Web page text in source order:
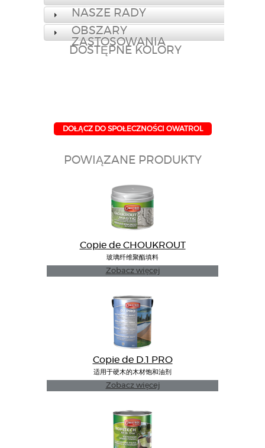
NASZE RADY
OBSZARY
ZASTOSOWANIA
DOSTĘPNE KOLORY
DOŁĄCZ DO SPOŁECZNOŚCI OWATROL
POWIĄZANE PRODUKTY
Copie de CHOUKROUT
玻璃纤维聚酯填料
Zobacz więcej
Copie de D.1 PRO
适用于硬木的木材饱和油剂
Zobacz więcej